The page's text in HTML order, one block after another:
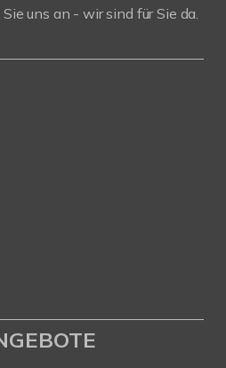
uns an - wir sind für Sie da.